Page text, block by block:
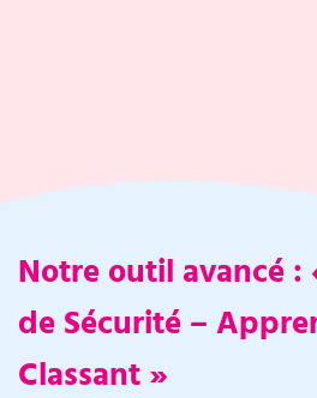
Notre outil avancé :
de Sécurité –
Classant »